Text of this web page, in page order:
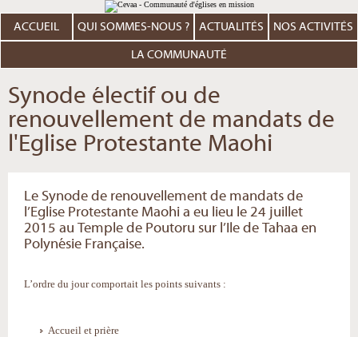
au
contenu.
Aller
personnels
ACCUEIL QUI SOMMES-NOUS ? ACTUALITÉS NOS ACTIVITÉS
LA COMMUNAUTÉ
Synode électif ou de
renouvellement de mandats de
l'Eglise Protestante Maohi
Le Synode de renouvellement de mandats de
l’Eglise Protestante Maohi a eu lieu le 24 juillet
2015 au Temple de Poutoru sur l’Ile de Tahaa en
Polynésie Française.
L’ordre du jour comportait les points suivants :
Accueil et prière